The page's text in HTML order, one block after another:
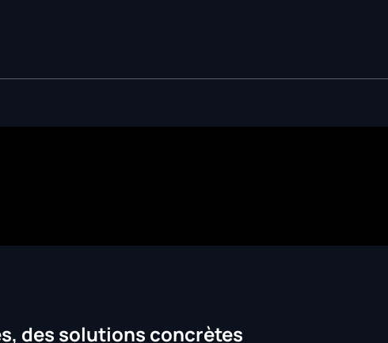
des solutions concrètes